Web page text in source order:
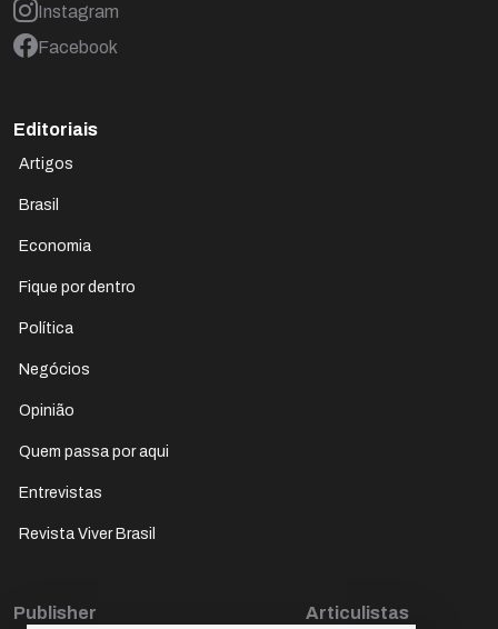
Instagram
Facebook
Editoriais
Artigos
Brasil
Economia
Fique por dentro
Política
Negócios
Opinião
Quem passa por aqui
Entrevistas
Revista Viver Brasil
Publisher Articulistas